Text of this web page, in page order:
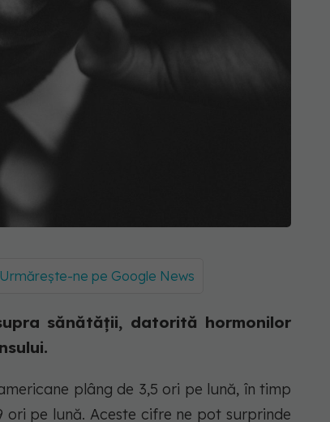
Urmărește-ne pe Google News
sănătății, datorită hormonilor
plâng de 3,5 ori pe lună, în timp
pe lună. Aceste cifre ne pot surprinde